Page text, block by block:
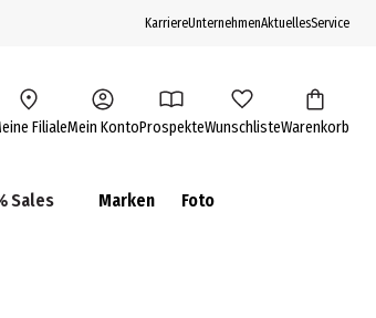
KarriereUnternehmenAktuellesService
FilialeMein KontoProspekteWunschlisteWarenkorb
Sales Marken Foto